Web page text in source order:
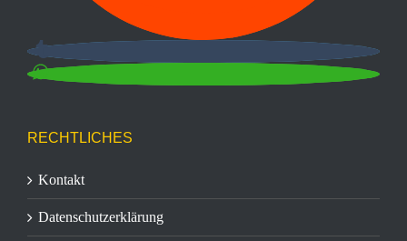
RECHTLICHES
Kontakt
Datenschutzerklärung